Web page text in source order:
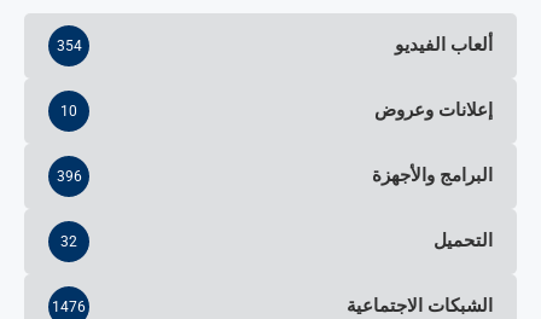
ألعاب الفيديو 354
إعلانات وعروض 10
البرامج والأجهزة 396
التحميل 32
الشبكات الاجتماعية 1476